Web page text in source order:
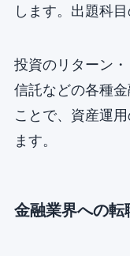
します。出題科
投資のリターン
信託などの各種
ことで、資産運
ます。
金融業界への転